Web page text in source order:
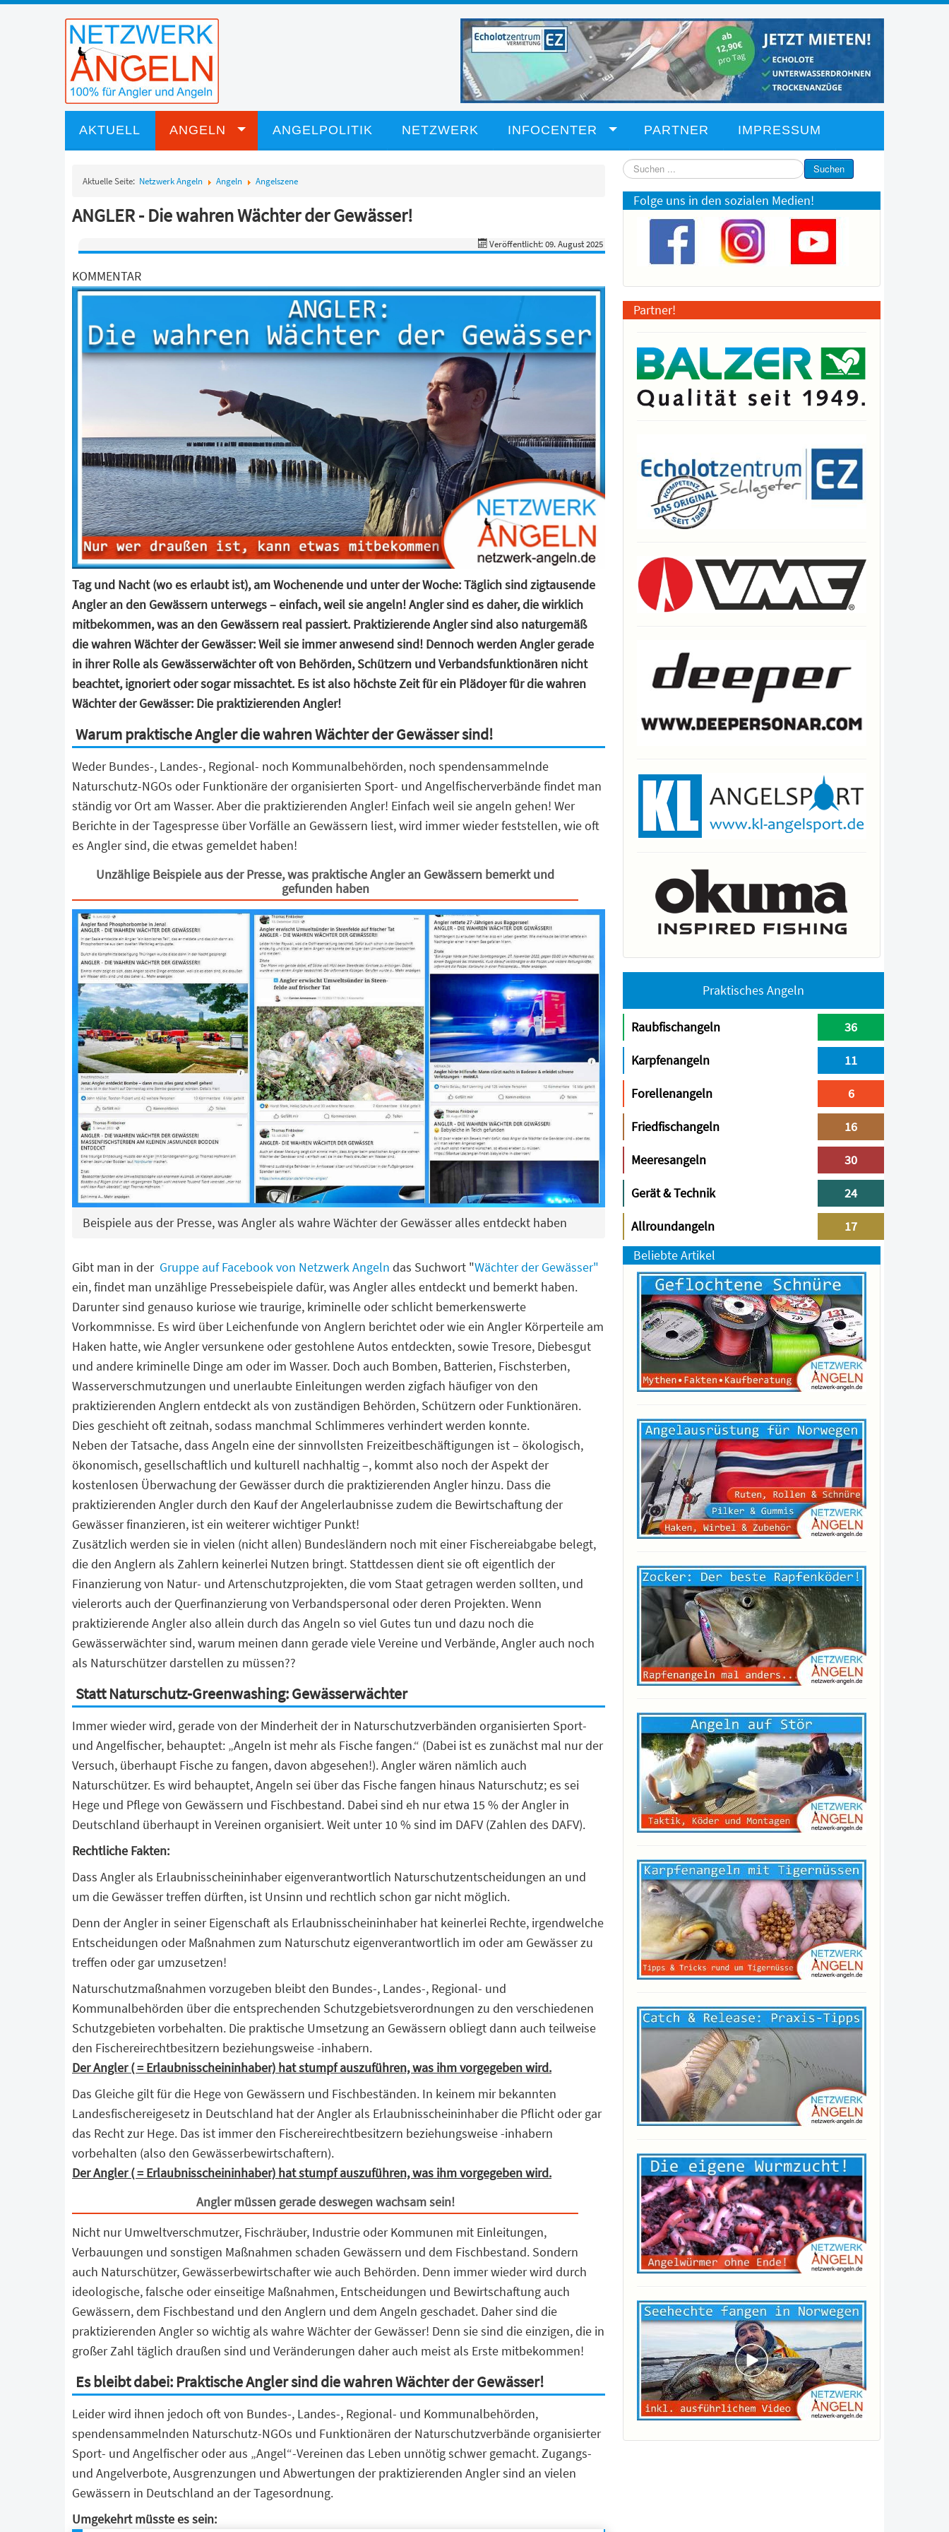
AKTUELL ANGELN ANGELPOLITIK NETZWERK INFOCENTER PARTNER IMPRESSUM
Aktuelle Seite: Netzwerk Angeln Angeln Angelszene
ANGLER - Die wahren Wächter der Gewässer!
Veröffentlicht: 09. August 2025
KOMMENTAR
Tag und Nacht (wo es erlaubt ist), am Wochenende und unter der Woche:Täglich sind zigtausende
Angler an den Gewässern unterwegs – einfach, weil sie angeln!Angler sind es daher, die wirklich
mitbekommen, was an den Gewässern real passiert. Praktizierende Angler sind also naturgemäß
die wahren Wächter der Gewässer: Weil sie immer anwesend sind! Dennoch werden Angler gerade
in ihrer Rolle als Gewässerwächter oft von Behörden, Schützern und Verbandsfunktionären nicht
beachtet, ignoriert oder sogar missachtet. Es ist also höchste Zeit für ein Plädoyer für die wahren
Wächter der Gewässer: Die praktizierenden Angler!
Warum praktische Angler die wahren Wächter der Gewässer sind!
Weder Bundes-, Landes-, Regional- noch Kommunalbehörden, noch spendensammelnde
Naturschutz-NGOs oder Funktionäre der organisierten Sport- und Angelfischerverbände findet man
ständig vor Ort am Wasser. Aber die praktizierenden Angler! Einfach weil sie angeln gehen! Wer
Berichte in der Tagespresse über Vorfälle an Gewässern liest, wird immer wieder feststellen, wie oft
es Angler sind, die etwas gemeldet haben!
Unzählige Beispiele aus der Presse, was praktische Angler an Gewässern bemerkt und
gefunden haben
Beispiele aus der Presse, was Angler als wahre Wächter der Gewässer alles entdeckt haben
Gibt man in der Gruppe auf Facebook von Netzwerk Angeln das Suchwort "Wächter der Gewässer"
ein, findet man unzählige Pressebeispiele dafür, was Angler alles entdeckt und bemerkt haben.
Darunter sind genauso kuriose wie traurige, kriminelle oder schlicht bemerkenswerte
Vorkommnisse. Es wird über Leichenfunde von Anglern berichtet oder wie ein Angler Körperteile am
Haken hatte, wie Angler versunkene oder gestohlene Autos entdeckten, sowie Tresore, Diebesgut
und andere kriminelle Dinge am oder im Wasser. Doch auch Bomben, Batterien, Fischsterben,
Wasserverschmutzungen und unerlaubte Einleitungen werden zigfach häufiger von den
praktizierenden Anglern entdeckt als von zuständigen Behörden, Schützern oder Funktionären.
Dies geschieht oft zeitnah, sodass manchmal Schlimmeres verhindert werden konnte.
Neben der Tatsache, dass Angeln eine der sinnvollsten Freizeitbeschäftigungen ist – ökologisch,
ökonomisch, gesellschaftlich und kulturell nachhaltig –, kommt also noch der Aspekt der
kostenlosen Überwachung der Gewässer durch die praktizierenden Angler hinzu. Dass die
praktizierenden Angler durch den Kauf der Angelerlaubnisse zudem die Bewirtschaftung der
Gewässer finanzieren, ist ein weiterer wichtiger Punkt!
Zusätzlich werden sie in vielen (nicht allen) Bundesländern noch mit einer Fischereiabgabe belegt,
die den Anglern als Zahlern keinerlei Nutzen bringt. Stattdessen dient sie oft eigentlich der
Finanzierung von Natur- und Artenschutzprojekten, die vom Staat getragen werden sollten, und
vielerorts auch der Querfinanzierung von Verbandspersonal oder deren Projekten. Wenn
praktizierende Angler also allein durch das Angeln so viel Gutes tun und dazu noch die
Gewässerwächter sind, warum meinen dann gerade viele Vereine und Verbände, Angler auch noch
als Naturschützer darstellen zu müssen??
Statt Naturschutz-Greenwashing: Gewässerwächter
Immer wieder wird, gerade von der Minderheit der in Naturschutzverbänden organisierten Sport-
und Angelfischer, behauptet: „Angeln ist mehr als Fische fangen.“ (Dabei ist es zunächst mal nur der
Versuch, überhaupt Fische zu fangen, davon abgesehen!). Angler wären nämlich auch
Naturschützer. Es wird behauptet, Angeln sei über das Fische fangen hinaus Naturschutz; es sei
Hege und Pflege von Gewässern und Fischbestand. Dabei sind eh nur etwa 15 % der Angler in
Deutschland überhaupt in Vereinen organisiert. Weit unter 10 % sind im DAFV (Zahlen des DAFV).
Rechtliche Fakten:
Dass Angler als Erlaubnisscheininhaber eigenverantwortlich Naturschutzentscheidungen an und
um die Gewässer treffen dürften, ist Unsinn und rechtlich schon gar nicht möglich.
Denn der Angler in seiner Eigenschaft als Erlaubnisscheininhaber hat keinerlei Rechte, irgendwelche
Entscheidungen oder Maßnahmen zum Naturschutz eigenverantwortlich im oder am Gewässer zu
treffen oder gar umzusetzen!
Naturschutzmaßnahmen vorzugeben bleibt den Bundes-, Landes-, Regional- und
Kommunalbehörden über die entsprechenden Schutzgebietsverordnungen zu den verschiedenen
Schutzgebieten vorbehalten. Die praktische Umsetzung an Gewässern obliegt dann auch teilweise
den Fischereirechtbesitzern beziehungsweise -inhabern.
Der Angler ( = Erlaubnisscheininhaber) hat stumpf auszuführen, was ihm vorgegeben wird.
Das Gleiche gilt für die Hege von Gewässern und Fischbeständen. In keinem mir bekannten
Landesfischereigesetz in Deutschland hat der Angler als Erlaubnisscheininhaber die Pflicht oder gar
das Recht zur Hege. Das ist immer den Fischereirechtbesitzern beziehungsweise -inhabern
vorbehalten (also den Gewässerbewirtschaftern).
Der Angler ( = Erlaubnisscheininhaber) hat stumpf auszuführen, was ihm vorgegeben wird.
Angler müssen gerade deswegen wachsam sein!
Nicht nur Umweltverschmutzer, Fischräuber, Industrie oder Kommunen mit Einleitungen,
Verbauungen und sonstigen Maßnahmen schaden Gewässern und dem Fischbestand. Sondern
auch Naturschützer, Gewässerbewirtschafter wie auch Behörden. Denn immer wieder wird durch
ideologische, falsche oder einseitige Maßnahmen, Entscheidungen und Bewirtschaftung auch
Gewässern, dem Fischbestand und den Anglern und dem Angeln geschadet. Daher sind die
praktizierenden Angler so wichtig als wahre Wächter der Gewässer! Denn sie sind die einzigen, die in
großer Zahl täglich draußen sind und Veränderungen daher auch meist als Erste mitbekommen!
Es bleibt dabei: Praktische Angler sind die wahren Wächter der Gewässer!
Leider wird ihnen jedoch oft von Bundes-, Landes-, Regional- und Kommunalbehörden,
spendensammelnden Naturschutz-NGOs und Funktionären der Naturschutzverbände organisierter
Sport- und Angelfischer oder aus „Angel“-Vereinen das Leben unnötig schwer gemacht. Zugangs-
und Angelverbote, Ausgrenzungen und Abwertungen der praktizierenden Angler sind an vielen
Gewässern in Deutschland an der Tagesordnung.
Umgekehrt müsste es sein:
Suchen
...
Suchen
Folge uns in den sozialen Medien!
Partner!
Praktisches Angeln
Raubfischangeln 36
Karpfenangeln 11
Forellenangeln 6
Friedfischangeln 16
Meeresangeln 30
Gerät & Technik 24
Allroundangeln
17
Beliebte Artikel